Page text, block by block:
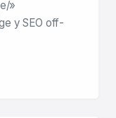
»
y SEO off-